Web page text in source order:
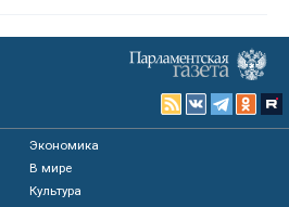
Экономика
В мире
Культура